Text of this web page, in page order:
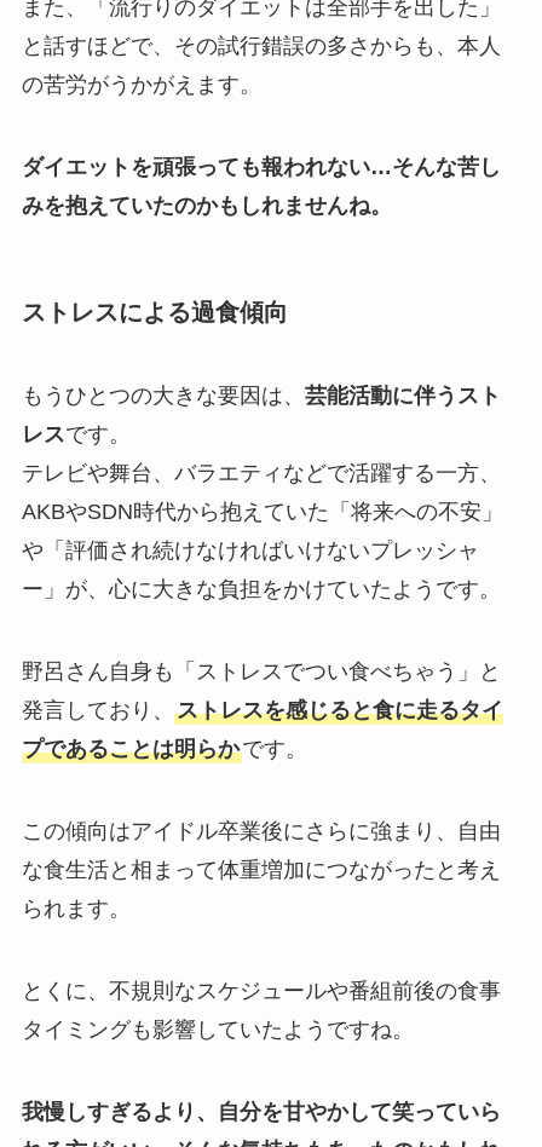
また、「流行りのダイエットは全部手を出した」
と話すほどで、その試行錯誤の多さからも、本人
の苦労がうかがえます。
ダイエットを頑張っても報われない…そんな苦し
みを抱えていたのかもしれませんね。
ストレスによる過食傾向
もうひとつの大きな要因は、 芸能活動に伴うスト
レスです。
テレビや舞台、バラエティなどで活躍する一方、
AKBやSDN時代から抱えていた「将来への不安」
や「評価され続けなければいけないプレッシャ
ー」が、心に大きな負担をかけていたようです。
野呂さん自身も「ストレスでつい食べちゃう」と
発言しており、 ストレスを感じると食に走るタイ
プであることは明らかです。
この傾向はアイドル卒業後にさらに強まり、自由
な食生活と相まって体重増加につながったと考え
られます。
とくに、不規則なスケジュールや番組前後の食事
タイミングも影響していたようですね。
我慢しすぎるより、自分を甘やかして笑っていら